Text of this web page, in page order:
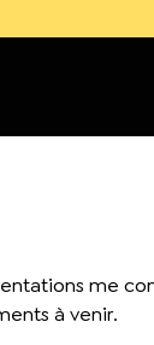
me
à venir.